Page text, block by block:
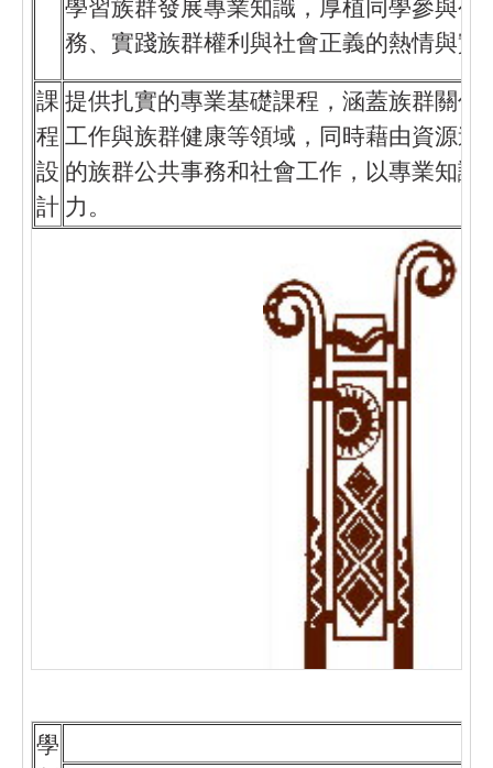
學習族群發展專業知識，厚植同學參與公
務、實踐族群權利與社會正義的熱情與實
課
程
設
計
提供扎實的專業基礎課程，涵蓋族群關
工作與族群健康等領域，同時藉由資源
的族群公共事務和社會工作，以專業知
力。
學